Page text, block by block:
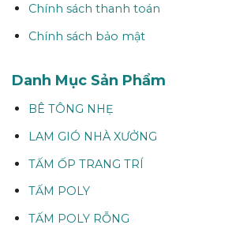
Chính sách thanh toán
Chính sách bảo mật
Danh Mục Sản Phẩm
BÊ TÔNG NHẸ
LAM GIÓ NHÀ XƯỞNG
TẤM ỐP TRANG TRÍ
TẤM POLY
TẤM POLY RỖNG